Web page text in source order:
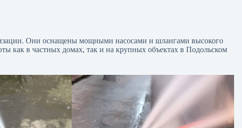
Они оснащены мощными насосами и шлангами высокого
как в частных домах, так и на крупных объектах в Подольском